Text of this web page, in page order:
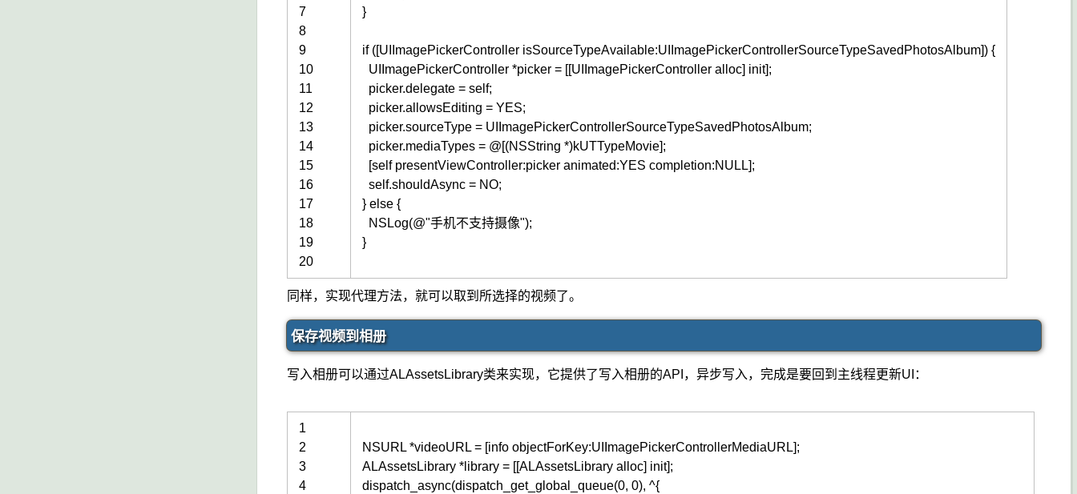
7
8
9
10
11
12
13
14
15
16
17
18
19
20
}
if ([UIImagePickerController isSourceTypeAvailable:UIImagePickerControllerSourceTypeSavedPhotosAlbum]) {
UIImagePickerController *picker = [[UIImagePickerController alloc] init];
picker.delegate = self;
picker.allowsEditing = YES;
picker.sourceType = UIImagePickerControllerSourceTypeSavedPhotosAlbum;
picker.mediaTypes = @[(NSString *)kUTTypeMovie];
[selfpresentViewController:picker animated:YES completion:NULL];
self.shouldAsync = NO;
} else {
NSLog(@"手机不支持摄像");
}
同样，实现代理方法，就可以取到所选择的视频了。
保存视频到相册
写入相册可以通过ALAssetsLibrary类来实现，它提供了写入相册的API，异步写入，完成是要回到主线程更新UI：
1
2
3
4
NSURL *videoURL = [info objectForKey:UIImagePickerControllerMediaURL];
ALAssetsLibrary *library = [[ALAssetsLibrary alloc] init];
dispatch_async(dispatch_get_global_queue(0, 0), ^{